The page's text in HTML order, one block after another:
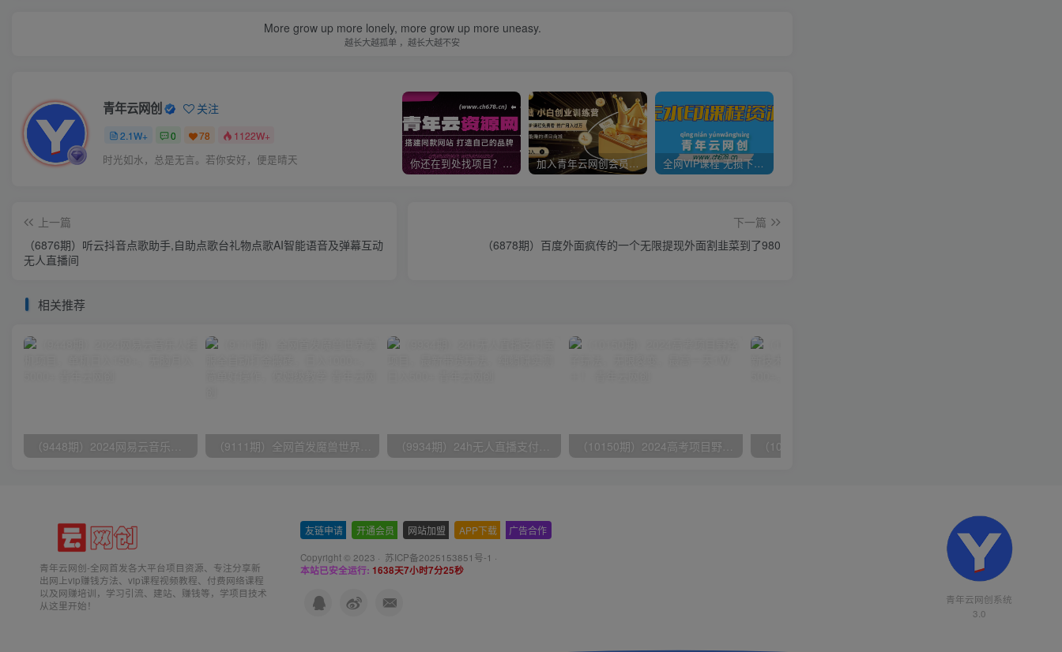
More grow up more lonely, more grow up more uneasy.
越长大越孤单 ，越长大越不安
青年云网创 关注
2.1W+ 0 78 1122W+
时光如水，总是无言。若你安好，便是晴天 你还在到处找项目？还在当韭菜？我靠卖项目一个月收入5万+，曾经我也是个失败者。 加入青年云网创会员，全站资源免费学习。加入高级合伙人，推广日入1000+ 全网VIP课程 无损下载~
上一篇
（6876期）听云抖音点歌助手,自助点歌台礼物点歌AI智能语音及弹幕互动
无人直播间
下一篇
（6878期）百度外面疯传的一个无限提现外面割韭菜到了980
相关推荐
（9448期）2024网易云音乐人挂机项目，单机日入150+，无脑月入5000+ （9111期）全网首发魔兽世界美服全自动打金搬砖，日入1000+，简单好操作，保姆级教学 （9934期）24h无人直播支付宝项目，最新带货玩法，纯躺赚实测日入500+ （10150期）2024高考项目野路子玩法，无限裂变，最高一天1W＋！
青年云网创-全网首发各大平台项目资源、专注分享新
出网上vip赚钱方法、vip课程视频教程、付费网络课程
以及网赚培训，学习引流、建站、赚钱等，学项目技术
从这里开始！
友链申请 开通会员 网站加盟 APP下载 广告合作
Copyright © 2023 · 苏ICP备2025153851号-1 ·
本站已安全运行: 1638天7小时7分26秒
青年云网创系统
3.0